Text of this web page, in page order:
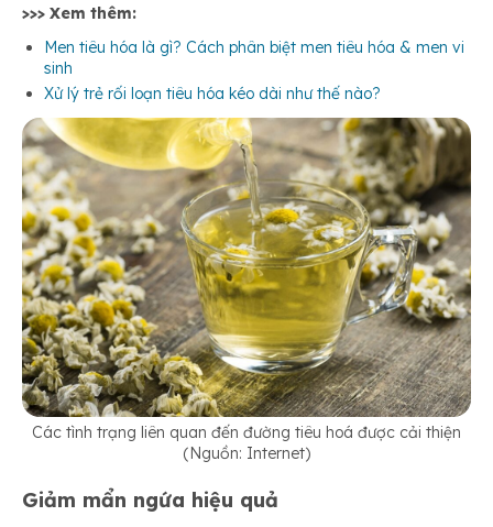
>>> Xem thêm:
Men tiêu hóa là gì? Cách phân biệt men tiêu hóa & men vi
sinh
Xử lý trẻ rối loạn tiêu hóa kéo dài như thế nào?
Các tình trạng liên quan đến đường tiêu hoá được cải thiện
(Nguồn: Internet)
Giảm mẩn ngứa hiệu quả